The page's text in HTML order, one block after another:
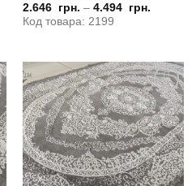
2.646 грн. – 4.494 грн.
Код товара: 2199
Добавить
в
избранное